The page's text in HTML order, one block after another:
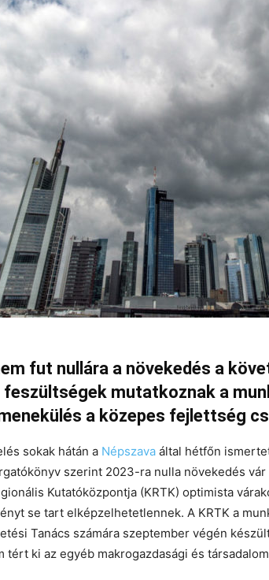
fut nullára a növekedés a
feszültségek mutatkoznak a
a közepes fejlettség
sokak hátán a Népszava által hétfőn
szerint 2023-ra nulla növekedés vár
Kutatóközpontja (KRTK) optimista
se tart elképzelhetetlennek. A KRTK a
Tanács számára szeptember végén
tért ki az egyéb makrogazdasági és